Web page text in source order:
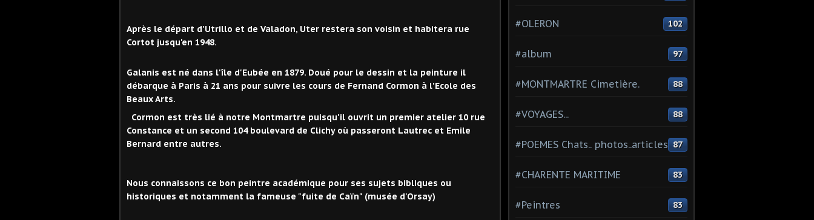
Après le départ d'Utrillo et de Valadon, Uter restera son voisin et habitera rue
Cortot jusqu'en 1948.
Galanis est né dans l'île d'Eubée en 1879. Doué pour le dessin et la peinture il
débarque à Paris à 21 ans pour suivre les cours de Fernand Cormon à l'Ecole des
Beaux Arts.
Cormon est très lié à notre Montmartre puisqu'il ouvrit un premier atelier 10 rue
Constance et un second 104 boulevard de Clichy où passeront Lautrec et Emile
Bernard entre autres.
Nous connaissons ce bon peintre académique pour ses sujets bibliques ou
historiques et notamment la fameuse "fuite de Caïn" (musée d'Orsay)
#OLERON 102
#album 97
#MONTMARTRE Cimetière. 88
#VOYAGES... 88
#POEMES Chats.. photos..articles 87
#CHARENTE MARITIME 83
#Peintres 83